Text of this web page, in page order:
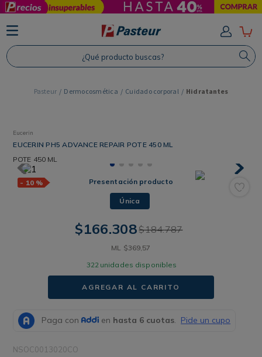
¿Qué producto buscas?
Dermocosmética Cuidado corporal Hidratantes
Eucerin
EUCERIN PH5 ADVANCE REPAIR POTE 450 ML
POTE 450 ML
- 10 % Presentación producto
Única
$166.308$184.787
ML $369 57
322 unidades disponibles
AGREGAR AL CARRITO
NSOC0013020CO
TÉRMINOS MÁS BUSCADOS
1. Protector Solar
2. Proteina